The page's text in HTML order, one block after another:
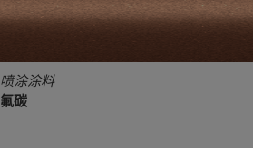
喷涂涂料
氟碳